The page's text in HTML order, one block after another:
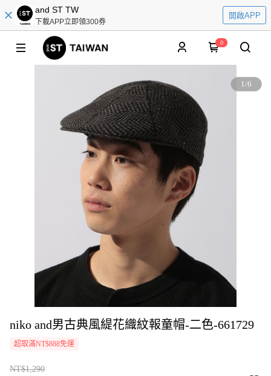
and ST TW
下載APP立即領300券
開啟APP
0
1/6
niko and男古典風緹花織紋報童帽-二色-661729
超取滿NT$888免運
NT$1,290